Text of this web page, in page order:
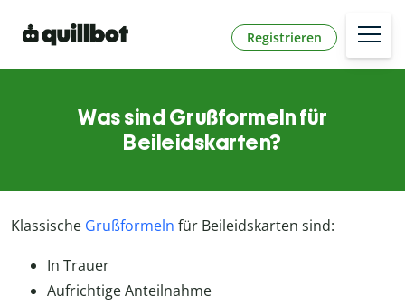
Registrieren
Was sind Grußformeln für
Beileidskarten?
Klassische Grußformeln für Beileidskarten sind:
In Trauer
Aufrichtige Anteilnahme